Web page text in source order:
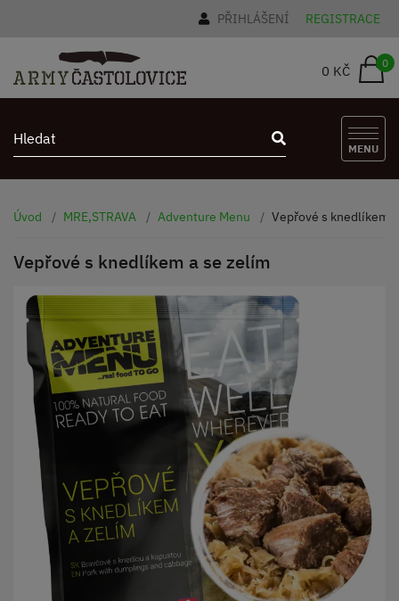
PŘIHLÁŠENÍ REGISTRACE
0 KČ 0
MENU
Úvod MRE,STRAVA Adventure Menu Vepřové s knedlíkem
Vepřové s knedlíkem a se zelím